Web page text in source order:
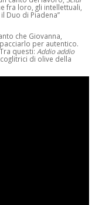
fra loro, gli intellettuali,
Duo di Piadena”
che Giovanna,
per autentico.
questi: Addio addio
di olive della